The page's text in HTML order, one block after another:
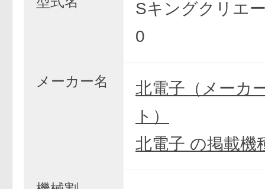
Sキングクリエ
0
メーカー名
北電子（メーカ
ト）
北電子 の掲載機